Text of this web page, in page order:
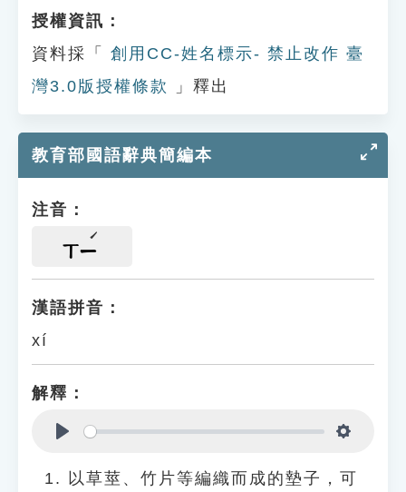
授權資訊：
資料採「
創用CC-姓名標示- 禁止改作 臺
灣3.0版授權條款
」釋出
教育部國語辭典簡編本
注音：
ㄒㄧ
漢語拼音：
xí
解釋：
以草莖、竹片等編織而成的墊子，可